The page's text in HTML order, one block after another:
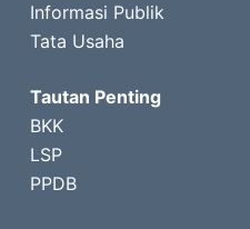
Informasi Publik
Tata Usaha
Tautan Penting
BKK
LSP
PPDB